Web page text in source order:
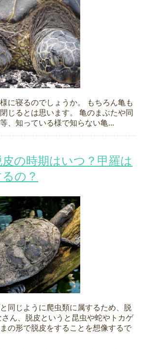
に寝るのでしょうか。 もちろん亀も
じるとは思います。 亀のまぶたや同
、知っている様で知らない亀...
の時期はいつ？甲羅は
の？
同じように爬虫類に属するため、脱
ん、脱皮というと昆虫や蛇やトカゲ
の形で脱皮をすることを想像するで